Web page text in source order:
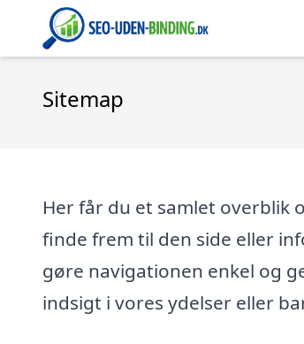
Sitemap
Her får du et samlet overblik
finde frem til den side eller
gøre navigationen enkel og
indsigt i vores ydelser eller